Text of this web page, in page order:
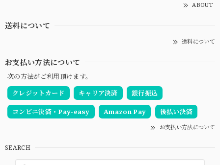
ABOUT
送料について
送料について
お支払い方法について
次の方法がご利用頂けます。
クレジットカード
キャリア決済 銀行振込
コンビニ決済・Pay-easy Amazon Pay 後払い決済
お支払い方法について
SEARCH